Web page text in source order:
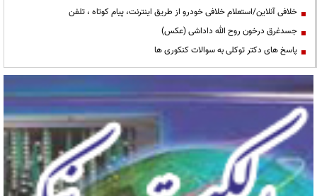
خلافی آنلاین/استعلام خلافی خودرو از طریق اینترنت، پیام کوتاه ، تلفن
جسدغرق درخون روح الله داداشی (عکس)
پاسخ های دکتر توکلی به سوالات کنکوری ها